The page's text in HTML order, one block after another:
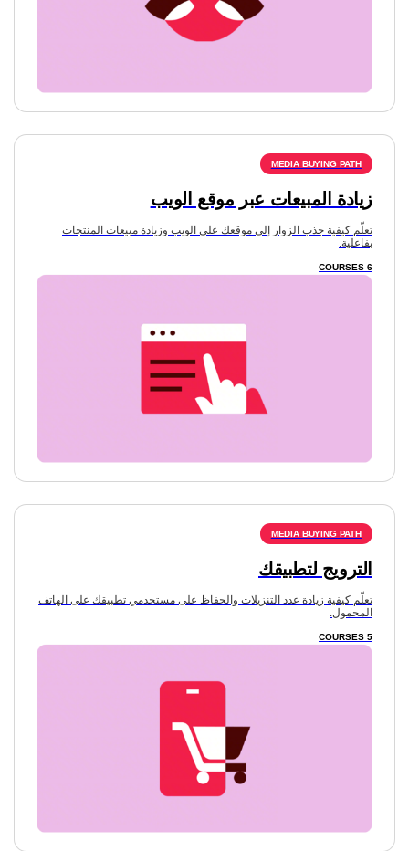
زيادة المبيعات عبر موقع الويب
تعلّم كيفية جذب الزوار إلى موقعك على الويب وزيادة مبيعات المنتجات
بفاعلية.
الترويج لتطبيقك
تعلّم كيفية زيادة عدد التنزيلات والحفاظ على مستخدمي تطبيقك على الهاتف
المحمول.